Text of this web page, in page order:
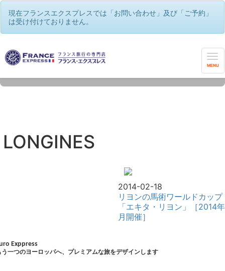
現在フランスエクスプレスでは「お問い合わせ」及び「ご予約」
は受け付けておりません。
MENU
LONGINES
2014-02-18
リヨンの馬術ワールドカップ
「エキタ・リヨン」［2014
月開催］
Exppress
う一つのヨーロッパへ、プレミアムな旅をデザインします